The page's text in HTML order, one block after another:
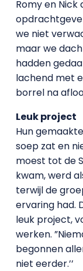
Romy en Nick
we niet
maar we
hadden
lachend met
borrel na
Leuk project
Hun
soep zat en
moest tot de
kwam, werd
terwijl de
ervaring had.
leuk project,
werken.
begonnen
niet eerder.’’